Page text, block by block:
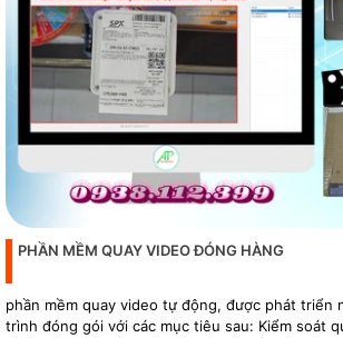
PHẦN MỀM QUAY VIDEO ĐÓNG HÀNG
phần mềm quay video tự động, được phát triển
trình đóng gói với các mục tiêu sau: Kiểm soát